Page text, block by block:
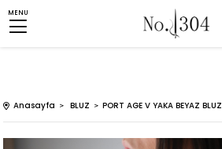
MENU
Anasayfa BLUZ PORT AGE V YAKA BEYAZ BLUZ